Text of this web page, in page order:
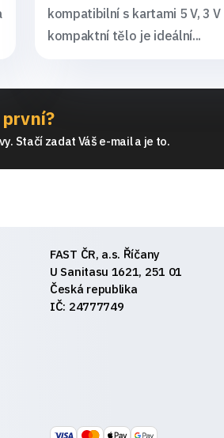
kompatibilní s kartami 5 V, 3 V
kompaktní tělo je ideální...
Stačí zadat Váš e-mail a je to.
FAST ČR, a.s. Říčany
U Sanitasu 1621, 251 01
Česká republika
IČ: 24777749